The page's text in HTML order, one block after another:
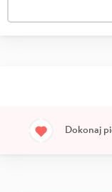
Dokonaj